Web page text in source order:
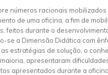
números racionais mobilizados
de uma oficina, a fim de
feitos durante o
se a Dimensão Didática com
estratégias de solução, o
apresentaram
apresentados durante a